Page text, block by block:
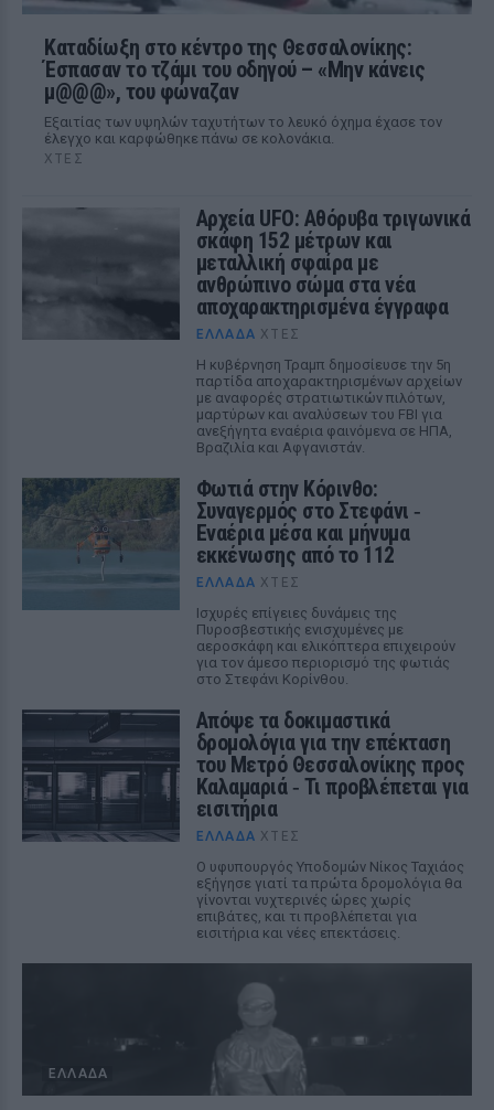
Καταδίωξη στο κέντρο της Θεσσαλονίκης:
Έσπασαν το τζάμι του οδηγού – «Μην κάνεις
μ@@@», του φώναζαν
Εξαιτίας των υψηλών ταχυτήτων το λευκό όχημα έχασε τον
έλεγχο και καρφώθηκε πάνω σε κολονάκια.
ΧΤΕΣ
Αρχεία UFO: Αθόρυβα τριγωνικά
σκάφη 152 μέτρων και
μεταλλική σφαίρα με
ανθρώπινο σώμα στα νέα
αποχαρακτηρισμένα έγγραφα
ΕΛΛΆΔΑ ΧΤΕΣ
Η κυβέρνηση Τραμπ δημοσίευσε την 5η
παρτίδα αποχαρακτηρισμένων αρχείων
με αναφορές στρατιωτικών πιλότων,
μαρτύρων και αναλύσεων του FBI για
ανεξήγητα εναέρια φαινόμενα σε ΗΠΑ,
Βραζιλία και Αφγανιστάν.
Φωτιά στην Κόρινθο:
Συναγερμός στο Στεφάνι ‑
Εναέρια μέσα και μήνυμα
εκκένωσης από το 112
ΕΛΛΆΔΑ ΧΤΕΣ
Ισχυρές επίγειες δυνάμεις της
Πυροσβεστικής ενισχυμένες με
αεροσκάφη και ελικόπτερα επιχειρούν
για τον άμεσο περιορισμό της φωτιάς
στο Στεφάνι Κορίνθου.
Απόψε τα δοκιμαστικά
δρομολόγια για την επέκταση
του Μετρό Θεσσαλονίκης προς
Καλαμαριά ‑ Τι προβλέπεται για
εισιτήρια
ΕΛΛΆΔΑ ΧΤΕΣ
Ο υφυπουργός Υποδομών Νίκος Ταχιάος
εξήγησε γιατί τα πρώτα δρομολόγια θα
γίνονται νυχτερινές ώρες χωρίς
επιβάτες, και τι προβλέπεται για
εισιτήρια και νέες επεκτάσεις.
ΕΛΛΆΔΑ